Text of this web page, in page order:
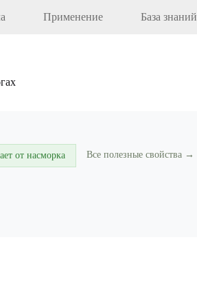
Применение База знаний
от насморка Все полезные свойства →